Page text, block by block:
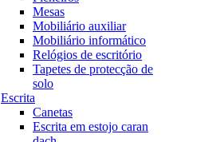
Mesas
Mobiliário auxiliar
Mobiliário informático
Relógios de escritório
Tapetes de protecção de
solo
Escrita
Canetas
Escrita em estojo caran